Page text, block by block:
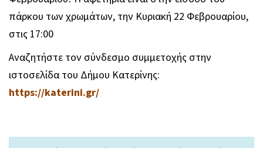
πάρκου των χρωμάτων, την Κυριακή 22 Φεβρουαρίου,
στις 17:00
Αναζητήστε τον σύνδεσμο συμμετοχής στην
ιστοσελίδα του Δήμου Κατερίνης:
https://katerini.gr/